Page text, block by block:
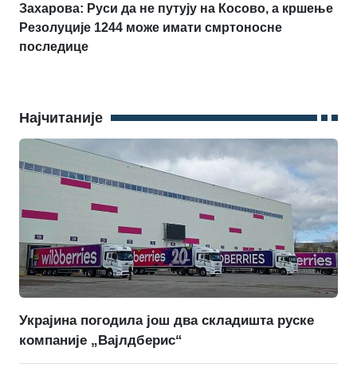
Захарова: Руси да не путују на Косово, а кршење
Резолуције 1244 може имати смртоносне
последице
Најчитаније
Украјина погодила још два складишта руске
компаније „Вајлдберис“